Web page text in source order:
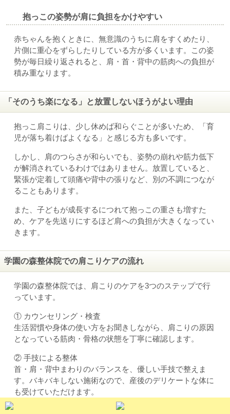
抱っこの姿勢が肩に負担をかけやすい
赤ちゃんを抱くときに、無意識のうちに肩をすくめたり、
片側に重心をずらしたりしている方が多くいます。この姿
勢が毎日繰り返されると、肩・首・背中の筋肉への負担が
積み重なります。
「そのうち楽になる」と放置しないほうがよい理由
抱っこ肩こりは、少し休めば和らぐことが多いため、「育
児が落ち着けばよくなる」と感じる方も多いです。
しかし、肩のつらさが和らいでも、姿勢の崩れや筋力低下
が解消されているわけではありません。放置していると、
緊張が定着して頭痛や背中の張りなど、別の不調につなが
ることもあります。
また、子どもが成長するにつれて抱っこの重さも増すた
め、ケアを先送りにするほど肩への負担が大きくなってい
きます。
学園の森整体院での肩こりケアの流れ
学園の森整体院では、肩こりのケアを3つのステップで行
っています。
① カウンセリング・検査
生活習慣や身体の使い方をお聞きしながら、肩こりの原因
となっている筋肉・骨格の状態を丁寧に確認します。
② 手技による整体
首・肩・背中まわりのバランスを、優しい手技で整えま
す。バキバキしない施術なので、産後のデリケートな体に
も受けていただけます。
③ インナーマッスルトレーニング（EMS）